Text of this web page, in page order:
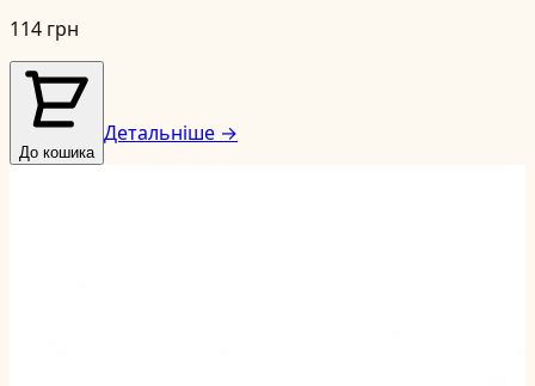
114 грн
До кошика
Детальніше →